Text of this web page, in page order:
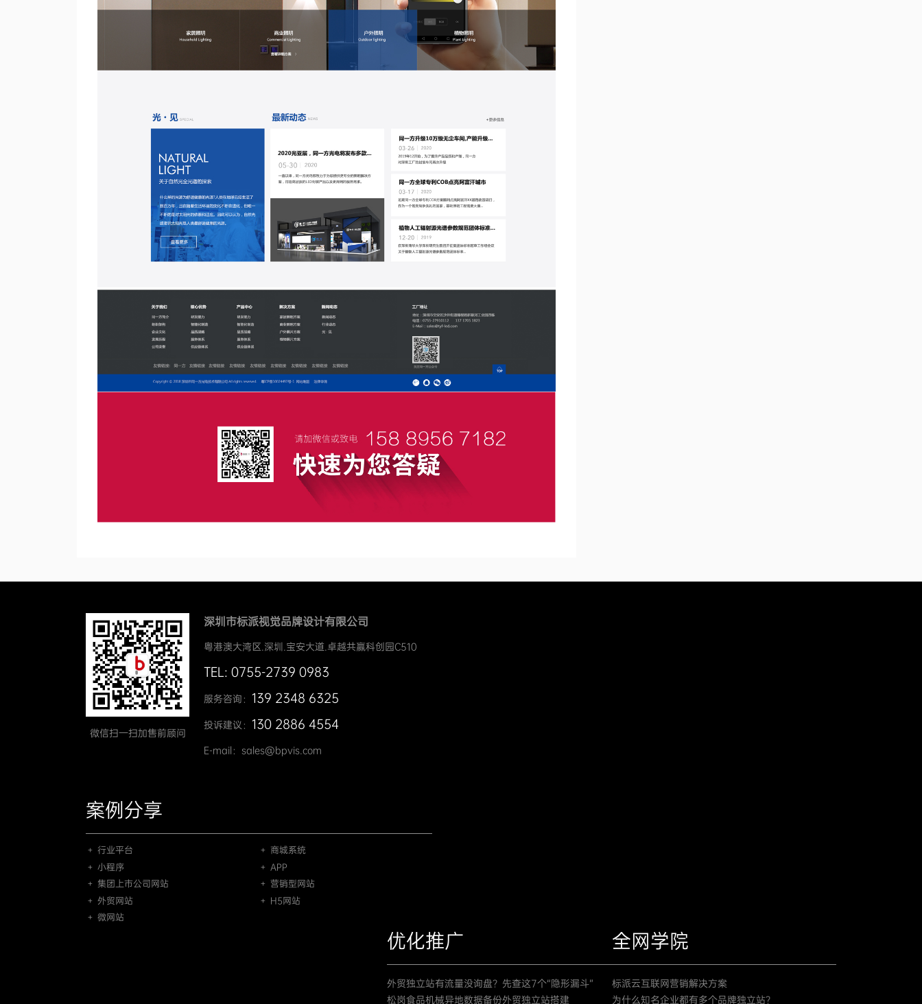
微信扫一扫加售前顾问
深圳市标派视觉品牌设计有限公司
粤港澳大湾区.深圳.宝安大道.卓越共赢科创园C510
TEL: 0755-2739 0983
服务咨询： 139 2348 6325
投诉建议： 130 2886 4554
E-mail：sales@bpvis.com
案例分享
＋ 行业平台
＋ 商城系统
＋ 小程序
＋ APP
＋ 集团上市公司网站
＋ 营销型网站
＋ 外贸网站
＋ H5网站
＋ 微网站
优化推广
外贸独立站有流量没询盘？先查这7个“隐形漏斗”
松岗食品机械异地数据备份外贸独立站搭建
全网学院
标派云互联网营销解决方案
为什么知名企业都有多个品牌独立站？